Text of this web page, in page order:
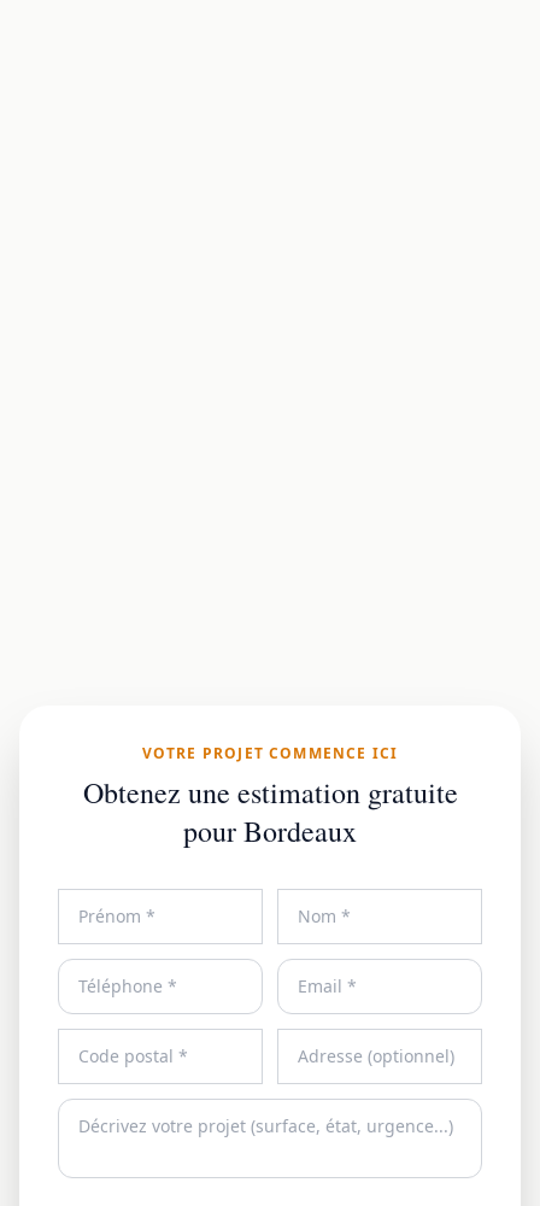
VOTRE PROJET COMMENCE ICI
Obtenez une estimation gratuite
pour Bordeaux